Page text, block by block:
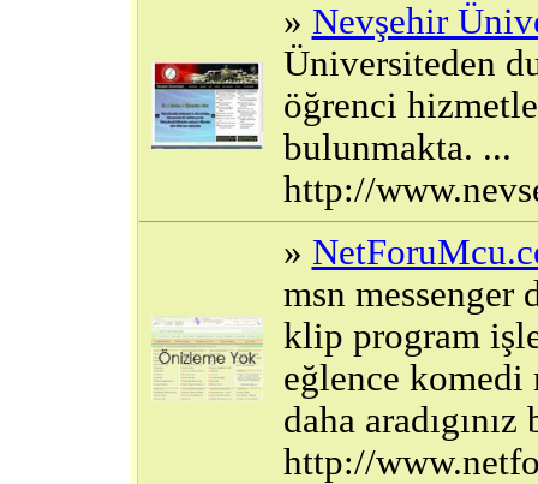
» Nevşehir
Üniversiteden
öğrenci
bulunmakta. ...
http://
»
msn messenger
klip program
eğlence komedi
daha
http://